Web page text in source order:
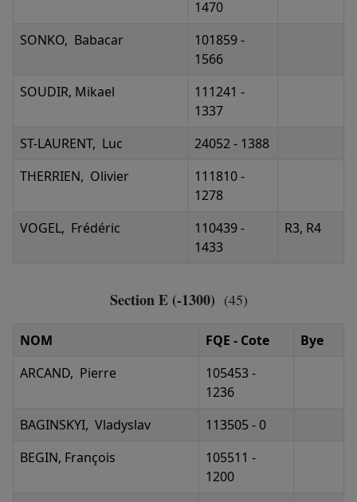
1470
SONKO, Babacar
101859 -
1566
SOUDIR, Mikael
111241 -
1337
ST-LAURENT, Luc
24052 - 1388
THERRIEN, Olivier
111810 -
1278
VOGEL, Frédéric
110439 -
1433
R3, R4
Section E (-1300) (45)
NOM FQE - Cote
Bye
ARCAND, Pierre
105453 -
1236
BAGINSKYI, Vladyslav
113505 - 0
BEGIN, François
105511 -
1200